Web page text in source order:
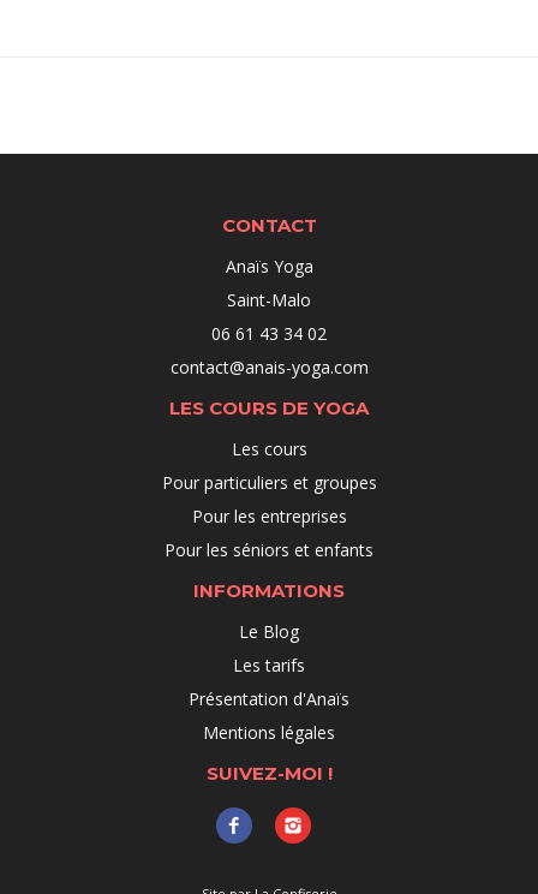
CONTACT
Anaïs Yoga
Saint-Malo
06 61 43 34 02
contact@anais-yoga.com
LES COURS DE YOGA
Les cours
Pour particuliers et groupes
Pour les entreprises
Pour les séniors et enfants
INFORMATIONS
Le Blog
Les tarifs
Présentation d'Anaïs
Mentions légales
SUIVEZ-MOI !